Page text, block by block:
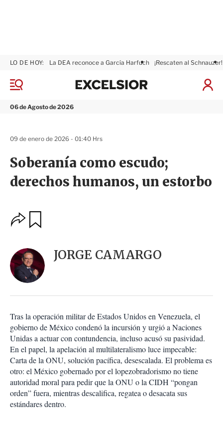
M
n
06 de Agosto de 2026
LO DE HOY: La DEA reconoce a García Harfuch ¡Rescaten al Schnauzer!
I
i
x
Soberanía como escudo;
derechos humanos, un estorbo
09 de enero de 2026 - 01:40 Hrs
O
p
o
n
e
s
o
m
p
a
r
i
r
a
r
JORGE CAMARGO
Tras la operación militar de Estados Unidos en Venezuela, el
gobierno de México condenó la incursión y urgió a Naciones
Unidas a actuar con contundencia, incluso acusó su pasividad.
En el papel, la apelación al multilateralismo luce impecable:
Carta de la ONU, solución pacífica, desescalada. El problema es
otro: el México gobernado por el lopezobradorismo no tiene
autoridad moral para pedir que la ONU o la CIDH “pongan
orden” fuera, mientras descalifica, regatea o desacata sus
estándares dentro.